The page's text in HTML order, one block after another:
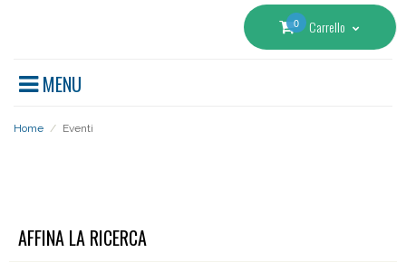
0 Carrello
MENU
Home / Eventi
AFFINA LA RICERCA